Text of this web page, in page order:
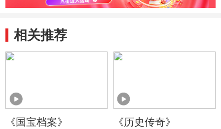
相关推荐
《国宝档案》
《历史传奇》